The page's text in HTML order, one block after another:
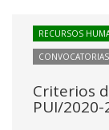
RECURSOS
Criterios
PUI/2020-